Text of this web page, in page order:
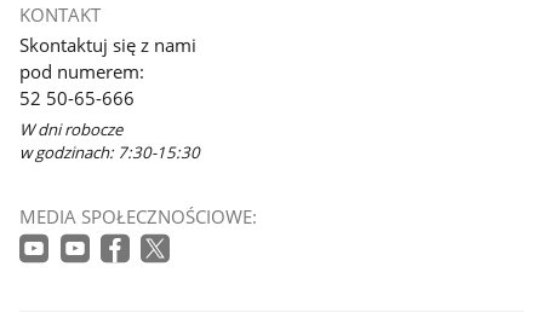
się
w
nowym
oknie
KONTAKT
Skontaktuj się z nami
pod numerem:
52 50-65-666
W dni robocze
w godzinach: 7:30-15:30
MEDIA SPOŁECZNOŚCIOWE: